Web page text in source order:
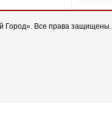
Город». Все права защищены.